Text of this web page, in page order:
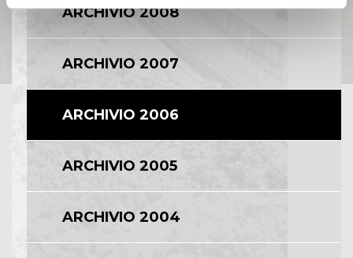
ARCHIVIO 2008
ARCHIVIO 2007
ARCHIVIO 2006
ARCHIVIO 2005
ARCHIVIO 2004